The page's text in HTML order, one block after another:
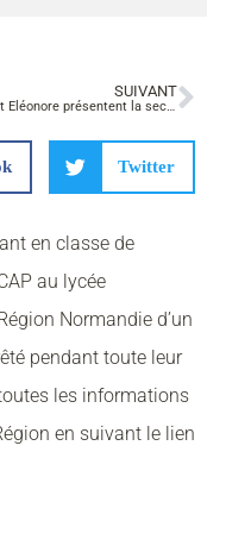
SUIVANT
Élise et Éléonore présentent la seconde Métiers de la Relation Client à France Bleu
Twitter
en classe de
au lycée
Normandie d’un
pendant toute leur
les informations
en suivant le lien